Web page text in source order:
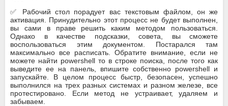
✅ Рабочий стол порадует вас текстовым файлом, он же
активация. Принудительно этот процесс не будет выполнен,
вы сами в праве решить каким методом пользоваться.
Однако в качестве подсказки, совета, вы сможете
воспользоваться этим документом. Постарался там
максимально все расписать. Обратите внимание, если не
можете найти powershell то в строке поиска, после того как
выведите ее на панель, впишите собственно powershell и
запускайте. В целом процесс быстр, безопасен, успешно
выполнился на трех разных системах и разном железе, все
протестировано. Если метод не устраивает, удаляем и
забываем.